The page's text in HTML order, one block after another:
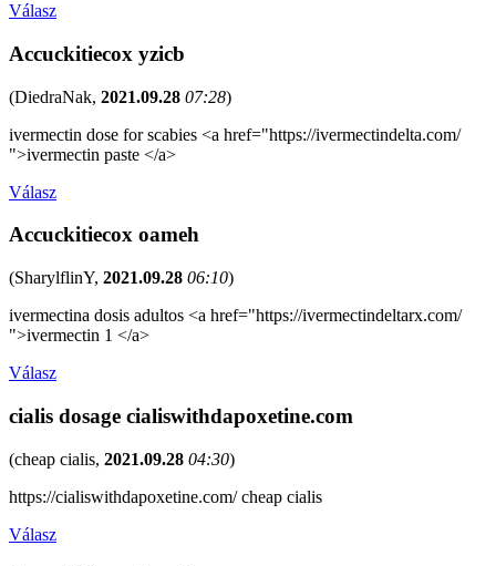
Válasz
Accuckitiecox yzicb
(DiedraNak, 2021.09.28 07:28)
ivermectin dose for scabies <a href="https://ivermectindelta.com/
">ivermectin paste </a>
Válasz
Accuckitiecox oameh
(SharylflinY, 2021.09.28 06:10)
ivermectina dosis adultos <a href="https://ivermectindeltarx.com/
">ivermectin 1 </a>
Válasz
cialis dosage cialiswithdapoxetine.com
(cheap cialis, 2021.09.28 04:30)
https://cialiswithdapoxetine.com/ cheap cialis
Válasz